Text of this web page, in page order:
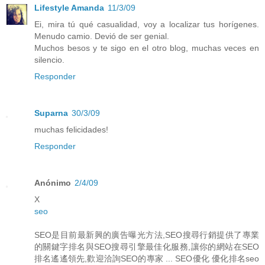
Lifestyle Amanda 11/3/09
Ei, mira tú qué casualidad, voy a localizar tus horígenes.
Menudo camio. Devió de ser genial.
Muchos besos y te sigo en el otro blog, muchas veces en
silencio.
Responder
Suparna 30/3/09
muchas felicidades!
Responder
Anónimo 2/4/09
X
seo
SEO是目前最新興的廣告曝光方法,SEO搜尋行銷提供了專業
的關鍵字排名與SEO搜尋引擎最佳化服務,讓你的網站在SEO
排名遙遙領先,歡迎洽詢SEO的專家 ... SEO優化 優化排名seo